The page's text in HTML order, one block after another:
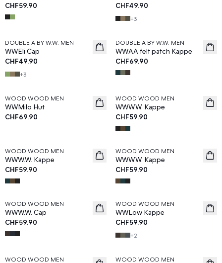
CHF59.90
CHF49.90
+3
News
DOUBLE A BY W.W. MEN
WWEli Cap
CHF49.90
+3
News
DOUBLE A BY W.W. MEN
WWAA felt patch Kappe
CHF69.90
News
WOOD WOOD MEN
WWMilo Hut
CHF69.90
News
WOOD WOOD MEN
WWW.W. Kappe
CHF59.90
News
WOOD WOOD MEN
WWW.W. Kappe
CHF59.90
News
WOOD WOOD MEN
WWW.W. Kappe
CHF59.90
WOOD WOOD MEN
WWW.W. Cap
CHF59.90
News
WOOD WOOD MEN
WWLow Kappe
CHF59.90
+2
WOOD WOOD MEN WOOD WOOD MEN